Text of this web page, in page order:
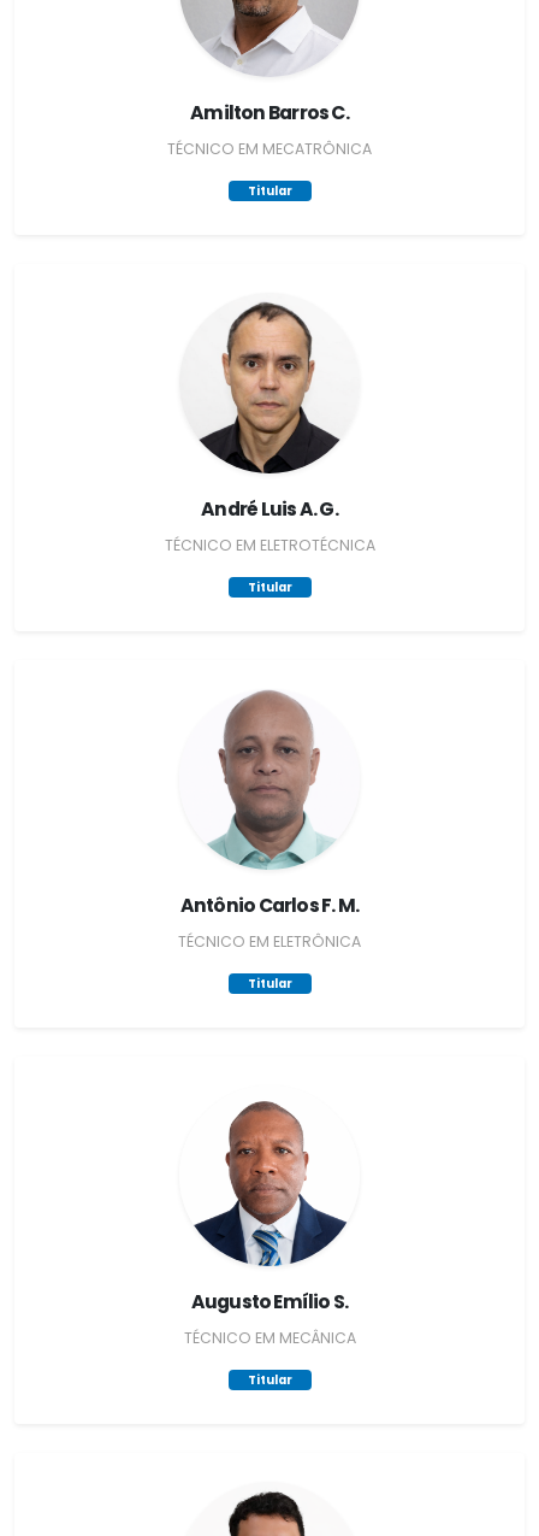
Amilton Barros C.
TÉCNICO EM MECATRÔNICA
Titular
André Luis A. G.
TÉCNICO EM ELETROTÉCNICA
Titular
Antônio Carlos F. M.
TÉCNICO EM ELETRÔNICA
Titular
Augusto Emílio S.
TÉCNICO EM MECÂNICA
Titular